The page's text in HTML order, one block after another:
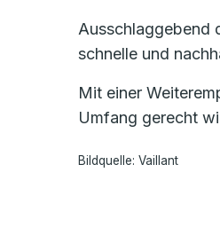
Ausschlaggebend
schnelle und
Mit einer
Umfang gerecht
Bildquelle: Vaillant